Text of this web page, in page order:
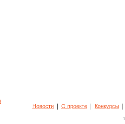
Новости
О проекте Конкурсы